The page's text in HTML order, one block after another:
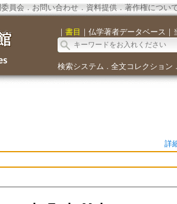
員会． お問い合わせ． 資料提供． 著作権につい
｜ 書目 ｜ 仏学著者データベース ｜
検索システム ． 全文コレクション ．
詳